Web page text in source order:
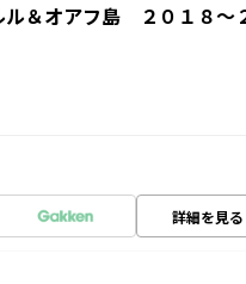
＆オアフ島 ２０１８～
詳細を見る